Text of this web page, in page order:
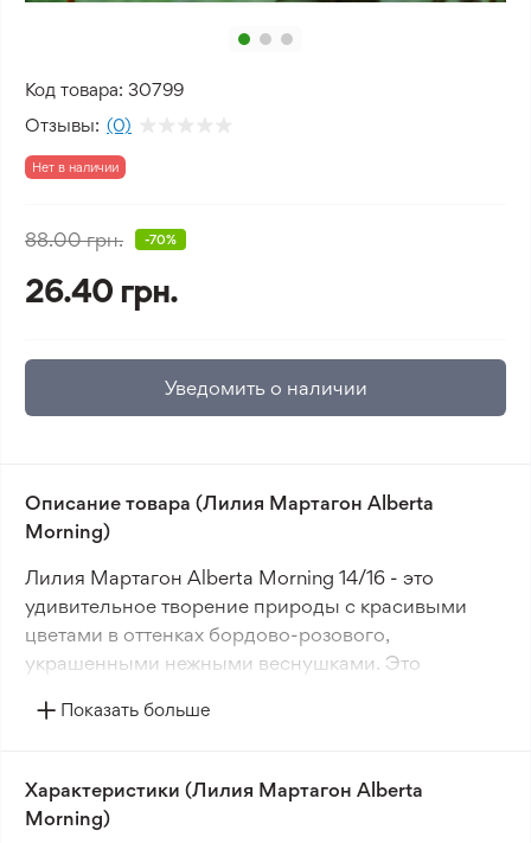
Код товара: 30799
Отзывы: (0)
Нет в наличии
88.00 грн. -70%
26.40 грн.
Уведомить о наличии
Описание товара (Лилия Мартагон Alberta
Morning)
Лилия Мартагон Alberta Morning 14/16 - это
удивительное творение природы с красивыми
цветами в оттенках бордово-розового,
украшенными нежными веснушками. Это
придавая саду изысканную красоту. 'Alberta
адаптацию после пересадки, но затем будет
радовать глаза многие годы.
Показать больше
Характеристики (Лилия Мартагон Alberta
Morning)